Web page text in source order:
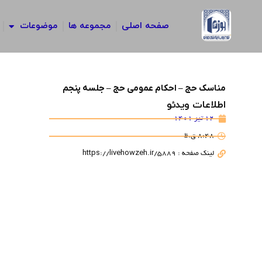
صفحه اصلی مجموعه ها موضوعات
مناسک حج – احکام عمومی حج – جلسه پنجم
اطلاعات ویدئو
12 تیر 1401
8:48 ق.ظ
لینک صفحه : https://livehowzeh.ir/5889